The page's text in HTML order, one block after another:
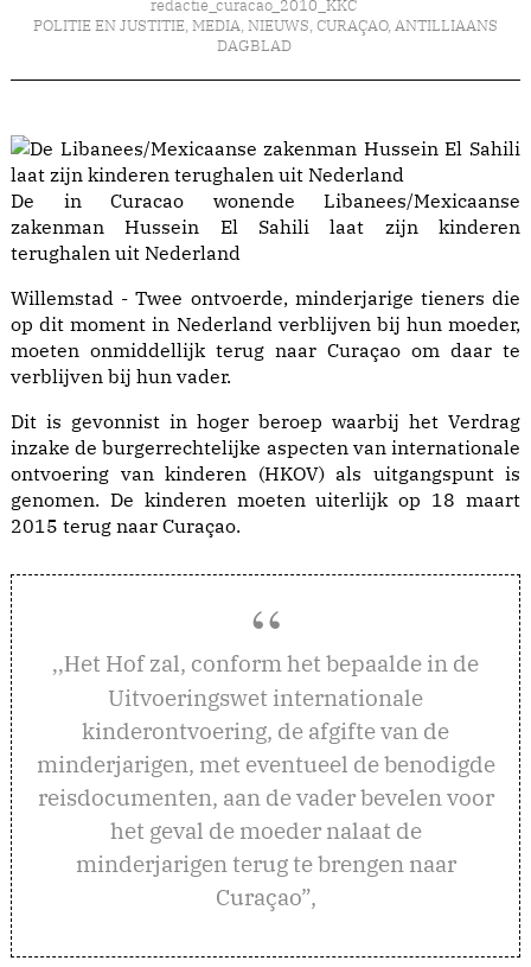
redactie_curacao_2010_KKC
POLITIE EN JUSTITIE, MEDIA, NIEUWS, CURAÇAO, ANTILLIAANS
DAGBLAD
De in Curacao wonende Libanees/Mexicaanse
zakenman Hussein El Sahili laat zijn kinderen
terughalen uit Nederland
Willemstad - Twee ontvoerde, minderjarige tieners die
op dit moment in Nederland verblijven bij hun moeder,
moeten onmiddellijk terug naar Curaçao om daar te
verblijven bij hun vader.
Dit is gevonnist in hoger beroep waarbij het Verdrag
inzake de burgerrechtelijke aspecten van internationale
ontvoering van kinderen (HKOV) als uitgangspunt is
genomen. De kinderen moeten uiterlijk op 18 maart
2015 terug naar Curaçao.
,,Het Hof zal, conform het bepaalde in de
Uitvoeringswet internationale
kinderontvoering, de afgifte van de
minderjarigen, met eventueel de benodigde
reisdocumenten, aan de vader bevelen voor
het geval de moeder nalaat de
minderjarigen terug te brengen naar
Curaçao”,